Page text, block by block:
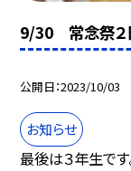
9/30 常念祭２
公開日 2023/10/03
お知らせ
最後は３年生で